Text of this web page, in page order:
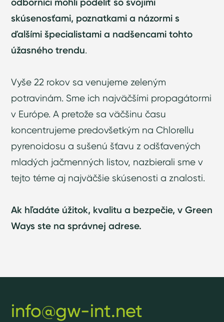
odborníci mohli podeliť so svojimi
skúsenosťami, poznatkami a názormi s
ďalšími špecialistami a nadšencami tohto
úžasného trendu.
Vyše 22 rokov sa venujeme zeleným
potravinám. Sme ich najväčšími propagátormi
v Európe. A pretože sa väčšinu času
koncentrujeme predovšetkým na Chlorellu
pyrenoidosu a sušenú šťavu z odšťavených
mladých jačmenných listov, nazbierali sme v
tejto téme aj najväčšie skúsenosti a znalosti.
Ak hľadáte úžitok, kvalitu a bezpečie, v Green
Ways ste na správnej adrese.
info@gw-int.net